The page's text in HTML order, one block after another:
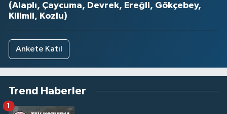
(Alaplı, Çaycuma, Devrek, Ereğli, Gökçebey,
Kilimli, Kozlu)
Ankete Katıl
Trend Haberler
1